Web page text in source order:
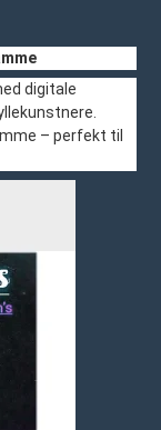
digitale
– perfekt til